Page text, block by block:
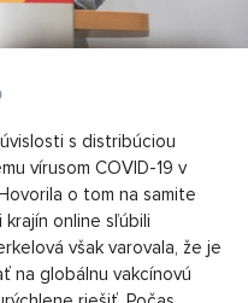
s distribúciou
vírusom COVID-19 v
o tom na samite
online sľúbili
však varovala, že je
na globálnu vakcínovú